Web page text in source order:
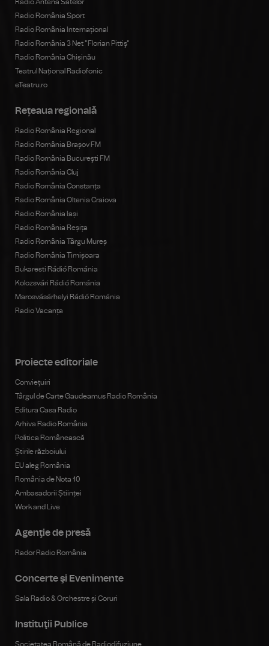
Radio Antena Satelor
Radio România Sport
Radio România Internațional
Radio România 3 Net "Florian Pittiş"
Radio România Chișinău
Teatrul Național Radiofonic
eTeatru.ro
Rețeaua regională
Radio România Regional
Radio România Brașov FM
Radio România Bucureşti FM
Radio România Cluj
Radio România Constanța
Radio România Oltenia Craiova
Radio România Iași
Radio România Reșița
Radio România Târgu Mureș
Radio România Timișoara
Bukaresti Rádió Románia
Kolozsvári Rádió Románia
Marosvásárhelyi Rádió Románia
Radio Vacanța
Proiecte editoriale
Conviețuiri
Târgul de Carte Gaudeamus Radio România
Editura Casa Radio
Arhiva Radio România
Politica Românească
Știrile războiului
EU aleg România
România de Nota 10
Ambasadorii Științei
Work and Live
Agenţie de presă
Rador Radio România
Concerte şi Evenimente
Sala Radio & Orchestre și Coruri
Instituţii Publice
Societatea Română de Radiodifuziune